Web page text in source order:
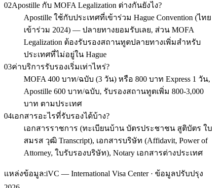
02Apostille กับ MOFA Legalization ต่างกันยังไง?
Apostille ใช้กับประเทศที่เข้าร่วม Hague Convention (ไทย
เข้าร่วม 2024) — ปลายทางยอมรับเลย, ส่วน MOFA
Legalization ต้องรับรองสถานทูตปลายทางเพิ่มสำหรับ
ประเทศที่ไม่อยู่ใน Hague
03ค่าบริการรับรองเริ่มเท่าไหร่?
MOFA 400 บาท/ฉบับ (3 วัน) หรือ 800 บาท Express 1 วัน,
Apostille 600 บาท/ฉบับ, รับรองสถานทูตเพิ่ม 800-3,000
บาท ตามประเทศ
04เอกสารอะไรที่รับรองได้บ้าง?
เอกสารราชการ (ทะเบียนบ้าน บัตรประชาชน สูติบัตร ใบ
สมรส วุฒิ Transcript), เอกสารบริษัท (Affidavit, Power of
Attorney, ใบรับรองบริษัท), Notary เอกสารต่างประเทศ
แหล่งข้อมูล:iVC — International Visa Center · ข้อมูลปรับปรุง